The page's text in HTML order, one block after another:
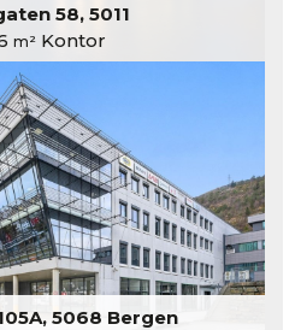
58, 5011
m²Kontor
5068 Bergen